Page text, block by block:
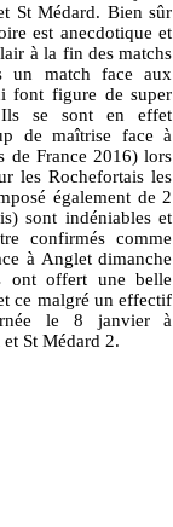
St Médard. Bien sûr
est anecdotique et
à la fin des matchs
un match face aux
font figure de super
Ils se sont en effet
de maîtrise face à
de France 2016) lors
les Rochefortais les
également de 2
sont indéniables et
confirmés comme
à Anglet dimanche
ont offert une belle
ce malgré un effectif
le 8 janvier à
St Médard 2.